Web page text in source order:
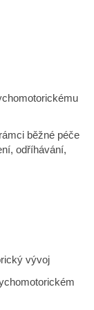
běžné péče
odříhávání,
vývoj